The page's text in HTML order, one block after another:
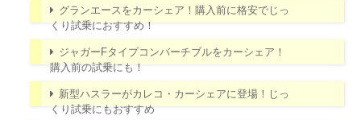
グランエースをカーシェア！購入前に格安でじっ
くり試乗におすすめ！
ジャガーFタイプコンバーチブルをカーシェア！
購入前の試乗にも！
新型ハスラーがカレコ・カーシェアに登場！じっ
くり試乗にもおすすめ